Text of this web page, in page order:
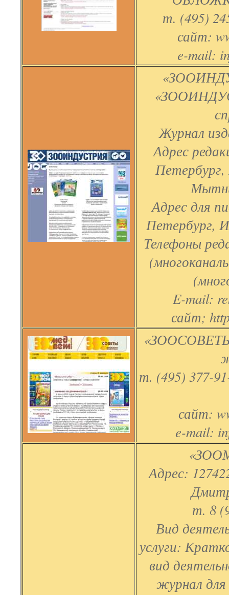
т. (495)
сайт:
e-mail:
Журнал
Адрес
Адрес для
Петербург,
Телефоны
E-mail:
сайт;
т. (495) 377-
сайт:
e-mail:
Адрес:
т. 8
Вид
услуги:
вид
журнал для